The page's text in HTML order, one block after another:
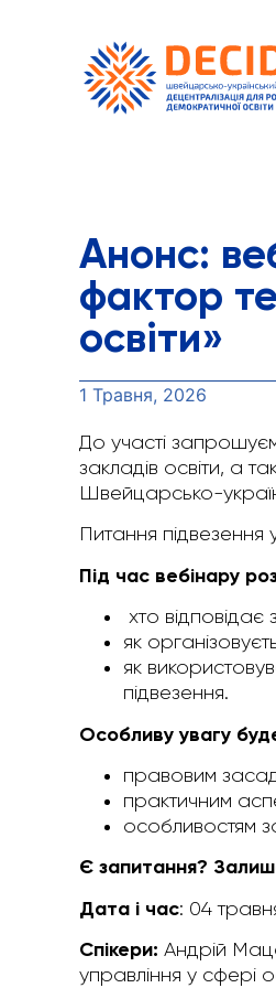
Анонс:
фактор
освіти»
1 Травня, 2026
До участі
закладів освіти, а
Швейцарсько-
Питання підвезення
Під час вебінару
хто відповідає
як
як
підвезення.
Особливу увагу
правовим
практичним
особливостям
Є запитання?
Дата і час: 04
Спікери: Андрій
управління у сфері